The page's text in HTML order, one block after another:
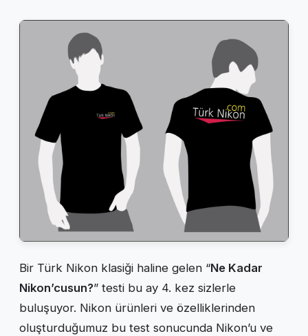
Bir Türk Nikon klasiği haline gelen “Ne Kadar
Nikon’cusun?” testi bu ay 4. kez sizlerle
buluşuyor. Nikon ürünleri ve özelliklerinden
oluşturduğumuz bu test sonucunda Nikon’u ve